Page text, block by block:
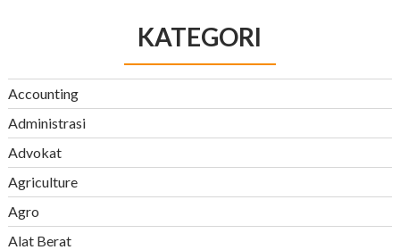
KATEGORI
Accounting
Administrasi
Advokat
Agriculture
Agro
Alat Berat